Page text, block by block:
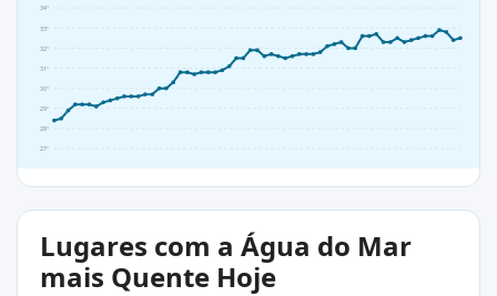
27°
28°
29°
30°
31°
32°
33°
34°
Lugares com a Água do Mar
mais Quente Hoje